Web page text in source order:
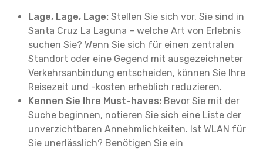
Lage, Lage, Lage: Stellen Sie sich vor, Sie sind in
Santa Cruz La Laguna – welche Art von Erlebnis
suchen Sie? Wenn Sie sich für einen zentralen
Standort oder eine Gegend mit ausgezeichneter
Verkehrsanbindung entscheiden, können Sie Ihre
Reisezeit und -kosten erheblich reduzieren.
Kennen Sie Ihre Must-haves: Bevor Sie mit der
Suche beginnen, notieren Sie sich eine Liste der
unverzichtbaren Annehmlichkeiten. Ist WLAN für
Sie unerlässlich? Benötigen Sie ein